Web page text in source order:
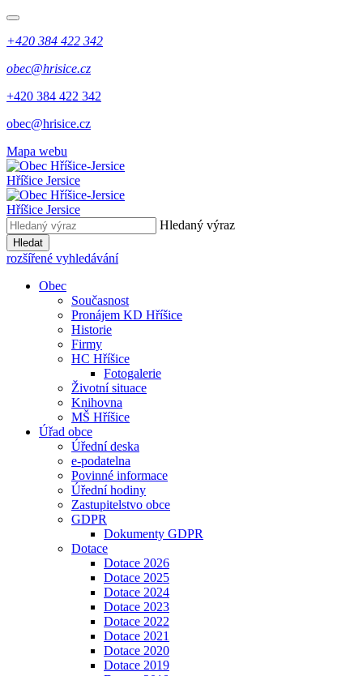
+420 384 422 342
obec@hrisice.cz
+420 384 422 342
obec@hrisice.cz
Mapa webu
Hříšice Jersice
Hříšice Jersice
Hledaný výraz
Hledat
rozšířené vyhledávání
Obec
Současnost
Pronájem KD Hříšice
Historie
Firmy
HC Hříšice
Fotogalerie
Životní situace
Knihovna
MŠ Hříšice
Úřad obce
Úřední deska
e-podatelna
Povinné informace
Úřední hodiny
Zastupitelstvo obce
GDPR
Dokumenty GDPR
Dotace
Dotace 2026
Dotace 2025
Dotace 2024
Dotace 2023
Dotace 2022
Dotace 2021
Dotace 2020
Dotace 2019